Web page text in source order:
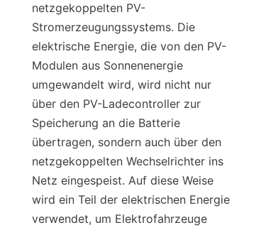
netzgekoppelten PV-
Stromerzeugungssystems. Die
elektrische Energie, die von den PV-
Modulen aus Sonnenenergie
umgewandelt wird, wird nicht nur
über den PV-Ladecontroller zur
Speicherung an die Batterie
übertragen, sondern auch über den
netzgekoppelten Wechselrichter ins
Netz eingespeist. Auf diese Weise
wird ein Teil der elektrischen Energie
verwendet, um Elektrofahrzeuge